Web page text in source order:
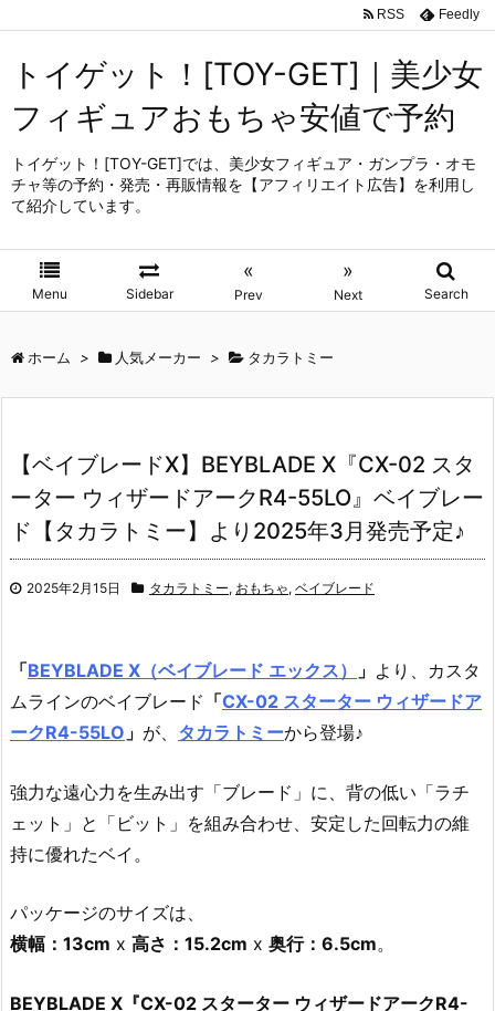
トイゲット！[TOY-GET]｜美少女
フィギュアおもちゃ安値で予約
トイゲット！[TOY-GET]では、美少女フィギュア・ガンプラ・オモ
チャ等の予約・発売・再販情報を【アフィリエイト広告】を利用し
て紹介しています。
Menu Sidebar
«
Prev
»
Next Search
RSS Feedly
ホーム > 人気メーカー > タカラトミー
【ベイブレードX】BEYBLADE X『CX-02 スタ
ーター ウィザードアークR4-55LO』ベイブレー
ド【タカラトミー】より2025年3月発売予定♪
2025年2月15日 タカラトミー, おもちゃ, ベイブレード
「BEYBLADE X（ベイブレード エックス） 」 より、カスタ
ムラインのベイブレード 「CX-02 スターター ウィザードア
ークR4-55LO 」 が、 タカラトミーから登場♪
強力な遠心力を生み出す「ブレード」に、背の低い「ラチ
ェット」と「ビット」を組み合わせ、安定した回転力の維
持に優れたベイ。
パッケージのサイズは、
横幅：13cm x 高さ：15.2cm x 奥行：6.5cm。
BEYBLADE X『CX-02 スターター ウィザードアークR4-